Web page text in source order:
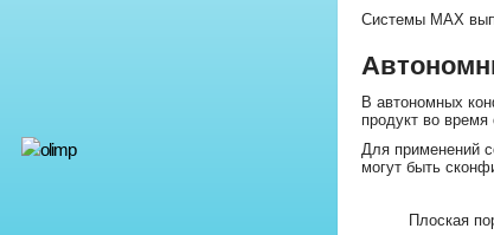
Системы MAX
В автономных
продукт во
Для применений
могут быть
Плоская